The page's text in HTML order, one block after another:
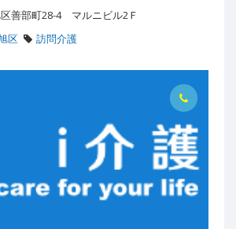
善部町28-4 マルニビル2Ｆ
区
訪問介護